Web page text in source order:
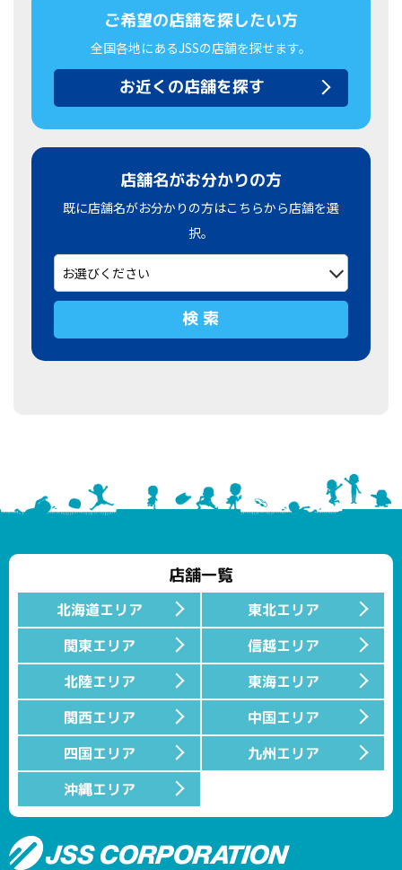
ご希望の店舗を探したい方
全国各地にあるJSSの店舗を探せます。
お近くの店舗を探す
店舗名がお分かりの方
既に店舗名がお分かりの方はこちらから店舗を選
択。
検 索
店舗一覧
北海道エリア
東北エリア
関東エリア
信越エリア
北陸エリア
東海エリア
関西エリア
中国エリア
四国エリア
九州エリア
沖縄エリア